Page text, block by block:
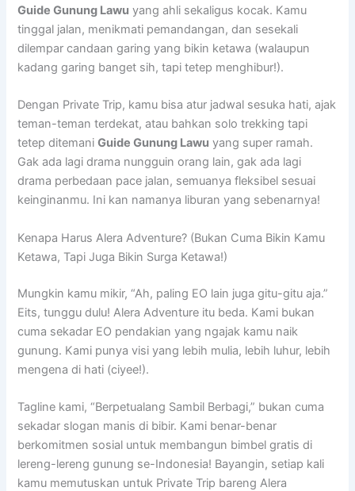
Guide Gunung Lawu yang ahli sekaligus kocak. Kamu
tinggal jalan, menikmati pemandangan, dan sesekali
dilempar candaan garing yang bikin ketawa (walaupun
kadang garing banget sih, tapi tetep menghibur!).
Dengan Private Trip, kamu bisa atur jadwal sesuka hati, ajak
teman-teman terdekat, atau bahkan solo trekking tapi
tetep ditemaniGuide Gunung Lawu yang super ramah.
Gak ada lagi drama nungguin orang lain, gak ada lagi
drama perbedaan pace jalan, semuanya fleksibel sesuai
keinginanmu. Ini kan namanya liburan yang sebenarnya!
Kenapa Harus Alera Adventure? (Bukan Cuma Bikin Kamu
Ketawa, Tapi Juga Bikin Surga Ketawa!)
Mungkin kamu mikir, “Ah, paling EO lain juga gitu-gitu aja.”
Eits, tunggu dulu! Alera Adventure itu beda. Kami bukan
cuma sekadar EO pendakian yang ngajak kamu naik
gunung. Kami punya visi yang lebih mulia, lebih luhur, lebih
mengena di hati (ciyee!).
Tagline kami, “Berpetualang Sambil Berbagi,” bukan cuma
sekadar slogan manis di bibir. Kami benar-benar
berkomitmen sosial untuk membangun bimbel gratis di
lereng-lereng gunung se-Indonesia! Bayangin, setiap kali
kamu memutuskan untuk Private Trip bareng Alera